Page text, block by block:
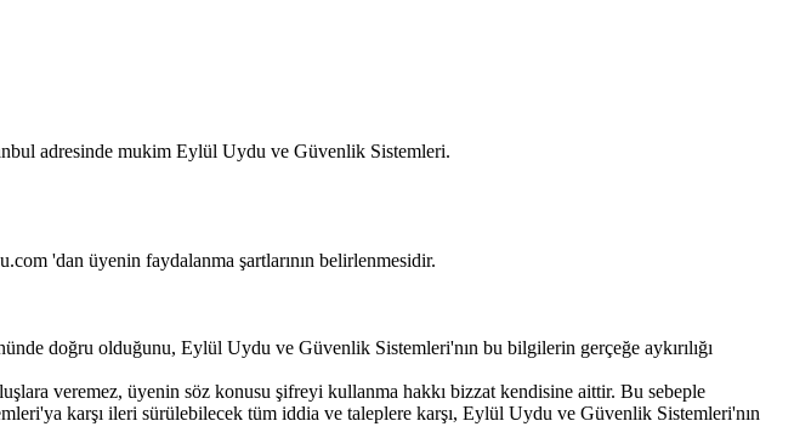
adresinde mukim Eylül Uydu ve Güvenlik Sistemleri.
'dan üyenin faydalanma şartlarının belirlenmesidir.
doğru olduğunu, Eylül Uydu ve Güvenlik Sistemleri'nın bu bilgilerin gerçeğe aykırılığı
veremez, üyenin söz konusu şifreyi kullanma hakkı bizzat kendisine aittir. Bu sebeple
karşı ileri sürülebilecek tüm iddia ve taleplere karşı, Eylül Uydu ve Güvenlik Sistemleri'nın